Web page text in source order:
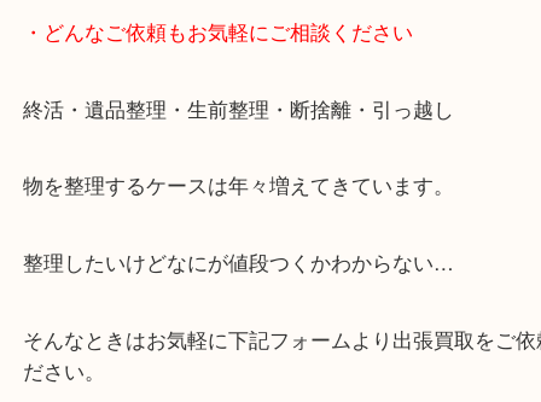
JR神戸線/加古川駅・宝殿駅
・お車の方
加古川バイパス姫路方面、加古川西詰め降りてすぐ
・どんなご依頼もお気軽にご相談ください
終活・遺品整理・生前整理・断捨離・引っ越し